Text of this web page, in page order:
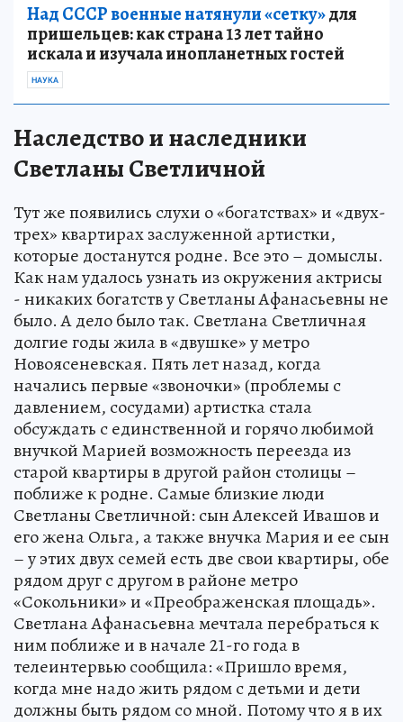
Над СССР военные натянули «сетку»для
пришельцев: как страна 13 лет тайно
искала и изучала инопланетных гостей
НАУКА
Наследство и наследники
Светланы Светличной
Тут же появились слухи о «богатствах» и «двух-
трех» квартирах заслуженной артистки,
которые достанутся родне. Все это – домыслы.
Как нам удалось узнать из окружения актрисы
- никаких богатств у Светланы Афанасьевны не
было. А дело было так. Светлана Светличная
долгие годы жила в «двушке» у метро
Новоясеневская. Пять лет назад, когда
начались первые «звоночки» (проблемы с
давлением, сосудами) артистка стала
обсуждать с единственной и горячо любимой
внучкой Марией возможность переезда из
старой квартиры в другой район столицы –
поближе к родне. Самые близкие люди
Светланы Светличной: сын Алексей Ивашов и
его жена Ольга, а также внучка Мария и ее сын
– у этих двух семей есть две свои квартиры, обе
рядом друг с другом в районе метро
«Сокольники» и «Преображенская площадь».
Светлана Афанасьевна мечтала перебраться к
ним поближе и в начале 21-го года в
телеинтервью сообщила: «Пришло время,
когда мне надо жить рядом с детьми и дети
должны быть рядом со мной. Потому что я в их